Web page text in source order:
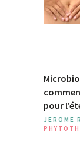
pour
JEROME